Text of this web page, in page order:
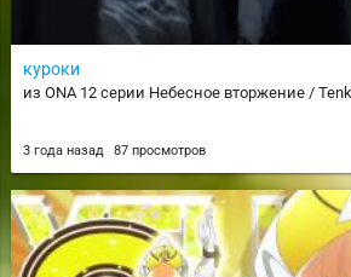
куроки
из ONA 12 серии Небесное вторжение /
3 года назад 87 просмотров